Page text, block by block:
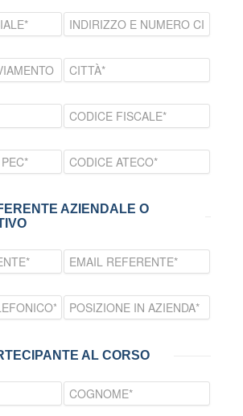
AZIENDALE O
AL CORSO